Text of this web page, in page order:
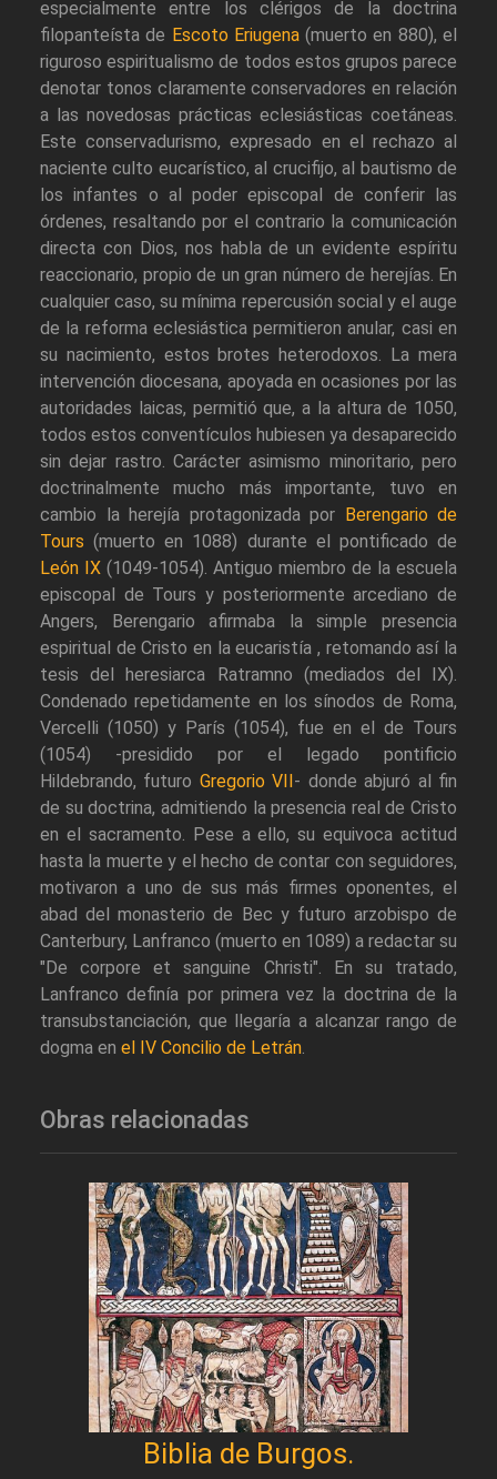
especialmente entre los clérigos de la doctrina
filopanteísta de Escoto Eriugena(muerto en 880), el
riguroso espiritualismo de todos estos grupos parece
denotar tonos claramente conservadores en relación
a las novedosas prácticas eclesiásticas coetáneas.
Este conservadurismo, expresado en el rechazo al
naciente culto eucarístico, al crucifijo, al bautismo de
los infantes o al poder episcopal de conferir las
órdenes, resaltando por el contrario la comunicación
directa con Dios, nos habla de un evidente espíritu
reaccionario, propio de un gran número de herejías. En
cualquier caso, su mínima repercusión social y el auge
de la reforma eclesiástica permitieron anular, casi en
su nacimiento, estos brotes heterodoxos. La mera
intervención diocesana, apoyada en ocasiones por las
autoridades laicas, permitió que, a la altura de 1050,
todos estos conventículos hubiesen ya desaparecido
sin dejar rastro. Carácter asimismo minoritario, pero
doctrinalmente mucho más importante, tuvo en
cambio la herejía protagonizada por
Berengario de
Tours (muerto en 1088) durante el pontificado de
León IX (1049-1054). Antiguo miembro de la escuela
episcopal de Tours y posteriormente arcediano de
Angers, Berengario afirmaba la simple presencia
espiritual de Cristo en la eucaristía , retomando así la
tesis del heresiarca Ratramno (mediados del IX).
Condenado repetidamente en los sínodos de Roma,
Vercelli (1050) y París (1054), fue en el de Tours
(1054) -presidido por el legado pontificio
Hildebrando, futuro Gregorio VII - donde abjuró al fin
de su doctrina, admitiendo la presencia real de Cristo
en el sacramento. Pese a ello, su equivoca actitud
hasta la muerte y el hecho de contar con seguidores,
motivaron a uno de sus más firmes oponentes, el
abad del monasterio de Bec y futuro arzobispo de
Canterbury, Lanfranco (muerto en 1089) a redactar su
"De corpore et sanguine Christi". En su tratado,
Lanfranco definía por primera vez la doctrina de la
transubstanciación, que llegaría a alcanzar rango de
dogma en el IV Concilio de Letrán.
Obras relacionadas
Biblia de Burgos.